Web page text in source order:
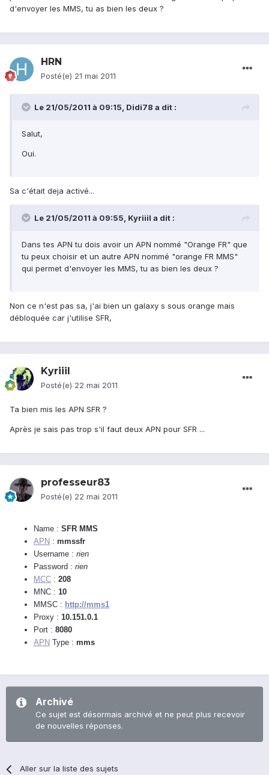
d'envoyer les MMS, tu as bien les deux ?
HRN
Posté(e) 21 mai 2011
Le 21/05/2011 à 09:15, Didi78 a dit :
Salut,
Oui.
Sa c'était deja activé...
Le 21/05/2011 à 09:55, Kyriiil a dit :
Dans tes APN tu dois avoir un APN nommé "Orange FR" que
tu peux choisir et un autre APN nommé "orange FR MMS"
qui permet d'envoyer les MMS, tu as bien les deux ?
Non ce n'est pas sa, j'ai bien un galaxy s sous orange mais
débloquée car j'utilise SFR,
Kyriiil
Posté(e) 22 mai 2011
Ta bien mis les APN SFR ?
Après je sais pas trop s'il faut deux APN pour SFR ...
professeur83
Posté(e) 22 mai 2011
Name : SFR MMS
APN : mmssfr
Username : rien
Password : rien
MCC : 208
MNC : 10
MMSC : http://mms1
Proxy : 10.151.0.1
Port : 8080
APN Type : mms
Archivé
Ce sujet est désormais archivé et ne peut plus recevoir
de nouvelles réponses.
Aller sur la liste des sujets